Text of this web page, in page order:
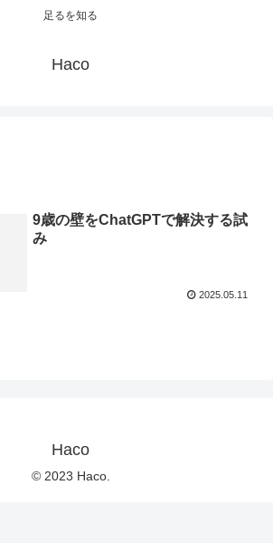
足るを知る
Haco
9歳の壁をChatGPTで解決する試
み
2025.05.11
Haco
© 2023 Haco.